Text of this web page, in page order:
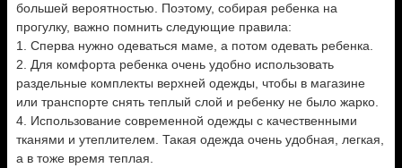
большей вероятностью. Поэтому, собирая ребенка на
прогулку, важно помнить следующие правила:
1. Сперва нужно одеваться маме, а потом одевать ребенка.
2. Для комфорта ребенка очень удобно использовать
раздельные комплекты верхней одежды, чтобы в магазине
или транспорте снять теплый слой и ребенку не было жарко.
4. Использование современной одежды с качественными
тканями и утеплителем. Такая одежда очень удобная, легкая,
а в тоже время теплая.